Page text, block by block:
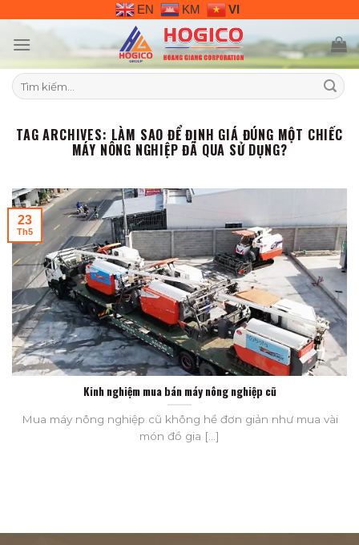
content
EN KM VI
Tìm
kiếm:
TAG ARCHIVES: LÀM SAO ĐỂ ĐỊNH GIÁ ĐÚNG MỘT CHIẾC
MÁY NÔNG NGHIỆP ĐÃ QUA SỬ DỤNG?
Kinh nghiệm mua bán máy nông nghiệp cũ
Mua máy nông nghiệp cũ không hề đơn giản như mua vài
món đồ gia [...]
23
Th5